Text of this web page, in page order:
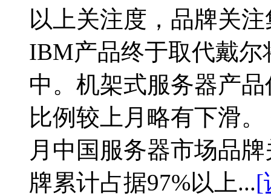
以上关注度，品牌关
IBM产品终于取代戴
中。机架式服务器产
比例较上月略有下滑
月中国服务器市场品
牌累计占据97%以上...[